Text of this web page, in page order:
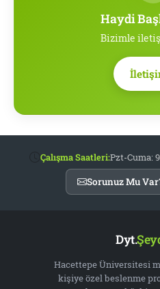
Haydi
Bizimle
Çalışma Saatleri:Pzt-Cuma:
Sorunuz Mu
Dyt.
Hacettepe Üniversitesi
kişiye özel beslenme